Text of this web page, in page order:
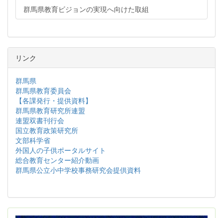
群馬県教育ビジョンの実現へ向けた取組
リンク
群馬県
群馬県教育委員会
【各課発行・提供資料】
群馬県教育研究所連盟
連盟双書刊行会
国立教育政策研究所
文部科学省
外国人の子供ポータルサイト
総合教育センター紹介動画
群馬県公立小中学校事務研究会提供資料